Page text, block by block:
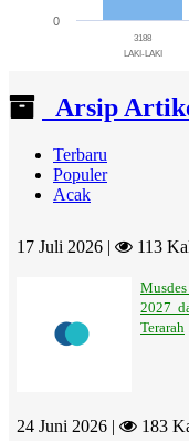
3188
LAKI-LAKI
0
Arsip
Terbaru
Populer
Acak
17 Juli 2026 | 113
2027
Terarah
24 Juni 2026 | 183